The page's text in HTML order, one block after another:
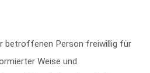
betroffenen Person freiwillig für
Weise und